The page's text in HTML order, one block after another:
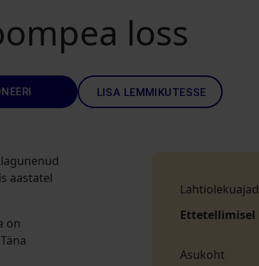
loss
LISA LEMMIKUTESSE
aastatel
on
Lahtiolekuajad
Ettetellimisel
Asukoht